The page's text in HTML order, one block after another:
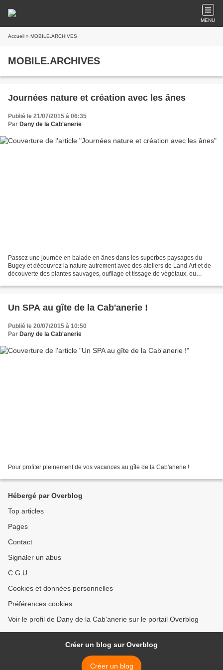
MENU
Accueil » MOBILE.ARCHIVES
MOBILE.ARCHIVES
Journées nature et création avec les ânes
Publié le 21/07/2015 à 06:35
Par Dany de la Cab'anerie
Passez une journée en balade en ânes dans les superbes paysages du
Bugey et découvrez la nature autrement avec des ateliers de Land Art et de
découverte des plantes sauvages, oufilage et tissage de végétaux, ou
Un SPA au gîte de la Cab'anerie !
Publié le 20/07/2015 à 10:50
Par Dany de la Cab'anerie
Pour profiter pleinement de vos vacances au gîte de la Cab'anerie !
Hébergé par Overblog
Top articles
Pages
Contact
Signaler un abus
C.G.U.
Cookies et données personnelles
Préférences cookies
Voir le profil de Dany de la Cab'anerie sur le portail Overblog
Créer un blog sur Overblog
Créer un blog